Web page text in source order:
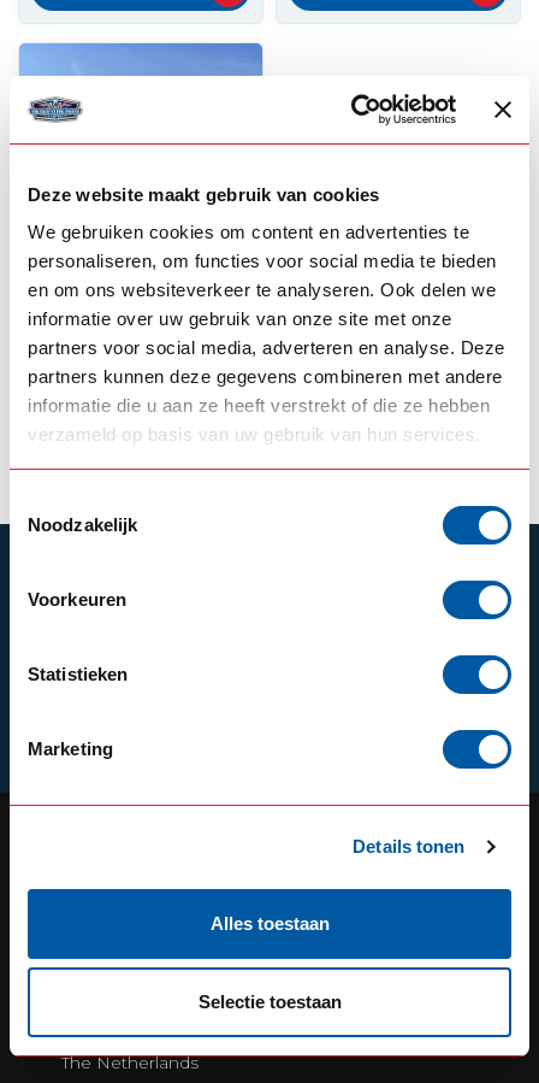
Deze website maakt gebruik van cookies
We gebruiken cookies om content en advertenties te
personaliseren, om functies voor social media te bieden
en om ons websiteverkeer te analyseren. Ook delen we
informatie over uw gebruik van onze site met onze
partners voor social media, adverteren en analyse. Deze
partners kunnen deze gegevens combineren met andere
informatie die u aan ze heeft verstrekt of die ze hebben
verzameld op basis van uw gebruik van hun services.
Noodzakelijk
Voorkeuren
Statistieken
Marketing
Details tonen
Alles toestaan
Selectie toestaan
SCANIA
Cabin stairs Scania
NGR (Stainless steel)
Backorder
View product
SUBSCRIBE TO OUR NEWSLETTER
OUR REPUTATION IS BUILT ON
SERVICE
3433KL Nieuwegein
The Netherlands